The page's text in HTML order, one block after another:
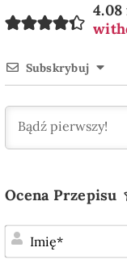
Subskrybuj
Ocena Przepisu